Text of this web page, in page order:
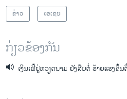
ຂ່າວ
ເອເຊຍ
ກ່ຽວຂ້ອງກັນ
ເງິນເຟີ້ຢູ່ຫວຽດນາມ ຍັງສືບຕໍ່ ຮ້າຍແຮງຂຶ້ນ